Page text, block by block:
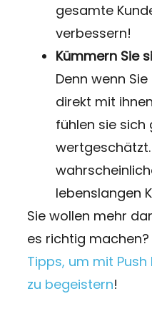
gesamte
verbessern!
Kümmern Sie
Denn wenn
direkt mit
fühlen sie
lebenslangen
Sie wollen mehr
es richtig machen?
Tipps, um mit
zu begeistern!